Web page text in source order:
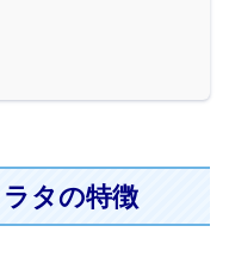
タの特徴